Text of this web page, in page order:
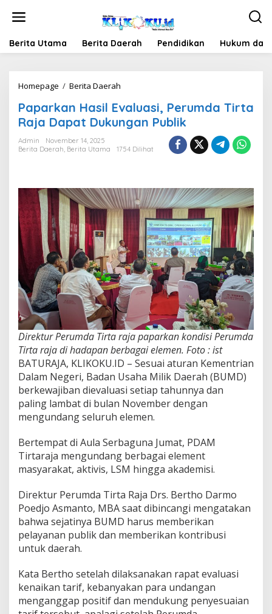
Berita Utama Berita Daerah Pendidikan Hukum
Homepage / Berita Daerah
Evaluasi,
Perumda
Tirta
Dapat
Paparkan Hasil Evaluasi, Perumda Tirta
Raja Dapat Dukungan Publik
Admin
November 14, 2025
Berita Daerah, Berita Utama 1754 Dilihat
Direktur Perumda Tirta raja paparkan kondisi Perumda
Tirta raja di hadapan berbagai elemen. Foto : ist
BATURAJA, KLIKOKU.ID – Sesuai aturan Kementrian
Dalam Negeri, Badan Usaha Milik Daerah (BUMD)
berkewajiban dievaluasi setiap tahunnya dan
paling lambat di bulan November dengan
mengundang seluruh elemen.
Bertempat di Aula Serbaguna Jumat, PDAM
Tirtaraja mengundang berbagai element
masyarakat, aktivis, LSM hingga akademisi.
Direktur Perumda Tirta Raja Drs. Bertho Darmo
Poedjo Asmanto, MBA saat dibincangi mengatakan
bahwa sejatinya BUMD harus memberikan
pelayanan publik dan memberikan kontribusi
untuk daerah.
Kata Bertho setelah dilaksanakan rapat evaluasi
kenaikan tarif, kebanyakan para undangan
menganggap positif dan mendukung penyesuaian